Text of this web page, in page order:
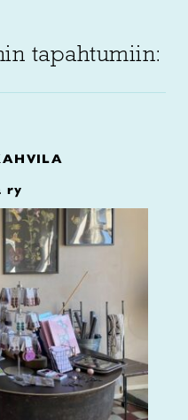
tapahtumiin:
ry